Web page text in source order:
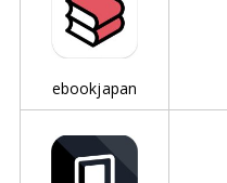
ebookjapan